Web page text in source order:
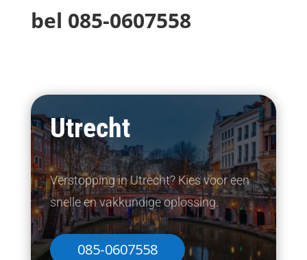
bel 085-0607558
Utrecht
Verstopping in Utrecht? Kies voor een
snelle en vakkundige oplossing.
085-0607558